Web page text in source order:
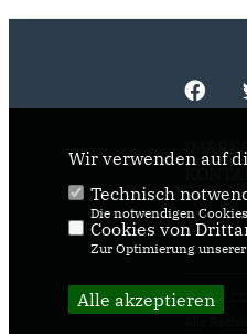
@2026
Wir verwenden auf
Technisch
Die notwendigen
Cookies von
Zur Optimierung
Alle akzeptieren